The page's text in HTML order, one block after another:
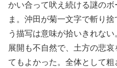
かい合って吠え続ける謎の
ま。沖田が菊一文字で斬り
う描写は意味が拾いきれな
展開も不自然で、土方の悲
てもよかった。全体として